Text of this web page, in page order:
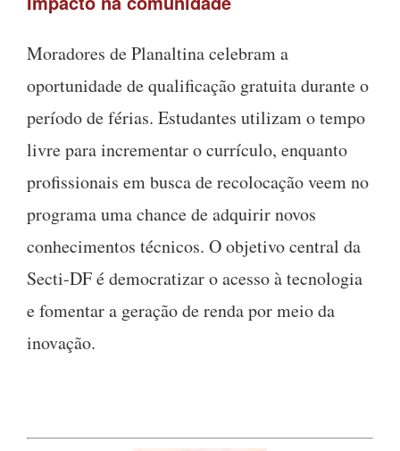
Moradores de Planaltina celebram a
oportunidade de qualificação gratuita durante o
período de férias. Estudantes utilizam o tempo
livre para incrementar o currículo, enquanto
profissionais em busca de recolocação veem no
programa uma chance de adquirir novos
conhecimentos técnicos. O objetivo central da
Secti-DF é democratizar o acesso à tecnologia
e fomentar a geração de renda por meio da
inovação.